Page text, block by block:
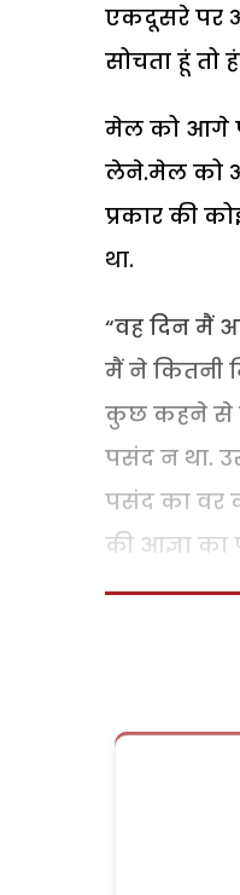
एकदूसरे पर
सोचता हूं तो
मेल को आगे
लेने.मेल को
प्रकार की
था.
“वह दिन मैं
मैं ने कितनी
कुछ कहने से
पसंद न था.
पसंद का वर
की आज्ञा का